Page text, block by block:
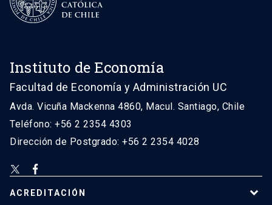
Instituto de Economía
Facultad de Economía y Administración UC
Avda. Vicuña Mackenna 4860, Macul. Santiago, Chile
Teléfono: +56 2 2354 4303
Dirección de Postgrado: +56 2 2354 4028
ACREDITACIÓN